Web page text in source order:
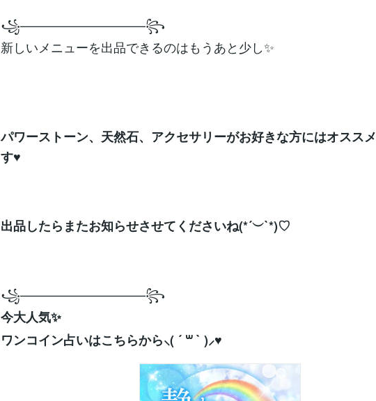
꧁——————————꧂
新しいメニューを出品できるのはもうあと少し✨
パワーストーン、天然石、アクセサリーがお好きな方にはオスス
す♥
出品したらまたお知らせさせてくださいね(*´︶`*)♡
꧁——————————꧂
今大人気✨
ワンコイン占いはこちらから⸜( ´ ꒳ ` )⸝♥